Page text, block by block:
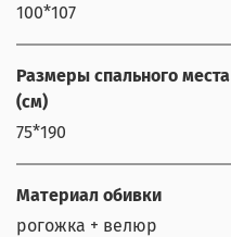
100*107
Размеры спального места
(см)
75*190
Материал обивки
рогожка + велюр